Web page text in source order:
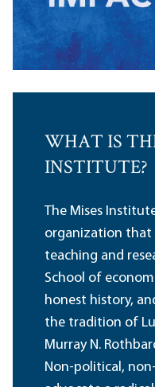
WHAT IS
INSTITUTE?
The Mises
organization that
teaching and
School of
honest history,
the tradition of
Murray N.
Non-political,